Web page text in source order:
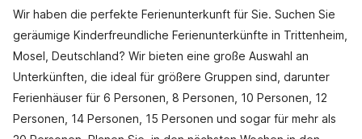
Wir haben die perfekte Ferienunterkunft für Sie. Suchen Sie
geräumige Kinderfreundliche Ferienunterkünfte in Trittenheim,
Mosel, Deutschland? Wir bieten eine große Auswahl an
Unterkünften, die ideal für größere Gruppen sind, darunter
Ferienhäuser für 6 Personen, 8 Personen, 10 Personen, 12
Personen, 14 Personen, 15 Personen und sogar für mehr als